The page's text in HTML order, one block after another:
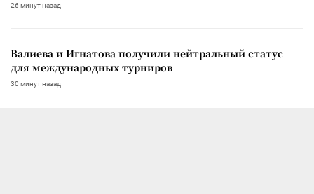
26 минут назад
Валиева и Игнатова получили нейтральный статус
для международных турниров
30 минут назад